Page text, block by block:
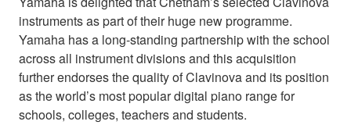
instruments as part of their huge new programme.
Yamaha has a long-standing partnership with the school
across all instrument divisions and this acquisition
further endorses the quality of Clavinova and its position
as the world’s most popular digital piano range for
schools, colleges, teachers and students.